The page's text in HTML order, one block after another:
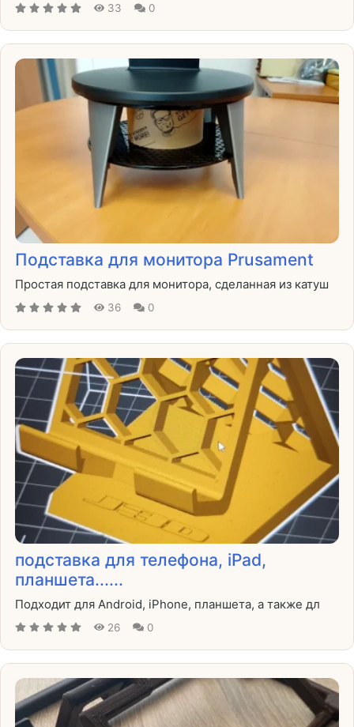
33 0
Подставка для монитора Prusament
Простая подставка для монитора, сделанная из катуш
36 0
подставка для телефона, iPad,
планшета......
Подходит для Android, iPhone, планшета, а также дл
26 0